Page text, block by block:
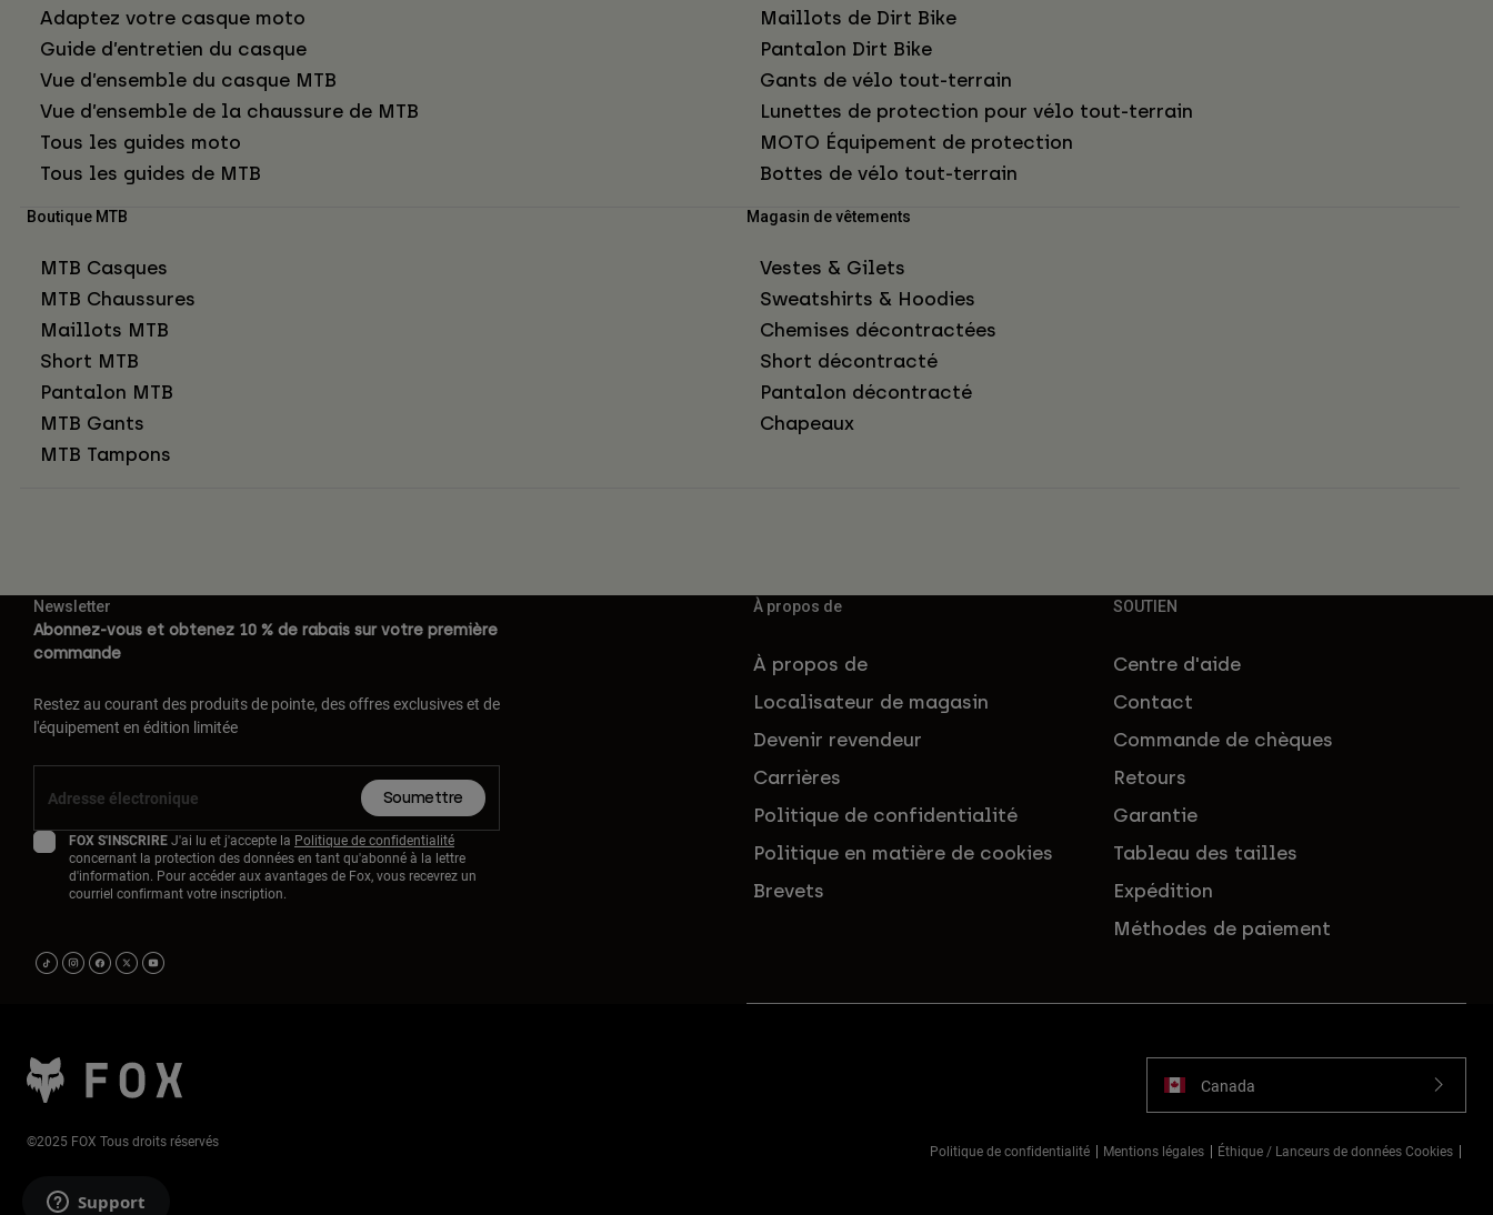
Adaptez votre casque moto
Guide d’entretien du casque
Vue d’ensemble du casque MTB
Vue d’ensemble de la chaussure de MTB
Tous les guides moto
Tous les guides de MTB
Maillots de Dirt Bike
Pantalon Dirt Bike
Gants de vélo tout-terrain
Lunettes de protection pour vélo tout-terrain
MOTO Équipement de protection
Bottes de vélo tout-terrain
Boutique MTB
MTB Casques
MTB Chaussures
Maillots MTB
Short MTB
Pantalon MTB
MTB Gants
MTB Tampons
Magasin de vêtements
Vestes & Gilets
Sweatshirts & Hoodies
Chemises décontractées
Short décontracté
Pantalon décontracté
Chapeaux
Newsletter
Abonnez-vous et obtenez 10 % de rabais sur votre première
commande
Restez au courant des produits de pointe, des offres exclusives et de
l'équipement en édition limitée
Soumettre
FOX S'INSCRIREJ'ai lu et j'accepte la Politique de confidentialité
concernant la protection des données en tant qu'abonné à la lettre
d'information. Pour accéder aux avantages de Fox, vous recevrez un
courriel confirmant votre inscription.
À propos de
À propos de
Localisateur de magasin
Devenir revendeur
Carrières
Politique de confidentialité
Politique en matière de cookies
Brevets
SOUTIEN
Centre d'aide
Contact
Commande de chèques
Retours
Garantie
Tableau des tailles
Expédition
Méthodes de paiement
Canada
Politique de confidentialité Mentions légales Éthique / Lanceurs de données Cookies
©2025 FOX Tous droits réservés
Support